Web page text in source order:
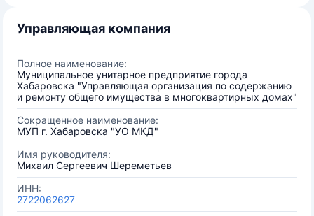
Управляющая компания
Полное наименование:
Муниципальное унитарное предприятие города
Хабаровска "Управляющая организация по содержанию
и ремонту общего имущества в многоквартирных домах"
Сокращенное наименование:
МУП г. Хабаровска "УО МКД"
Имя руководителя:
Михаил Сергеевич Шереметьев
ИНН:
2722062627